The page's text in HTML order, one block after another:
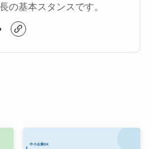
の基本スタンスです。